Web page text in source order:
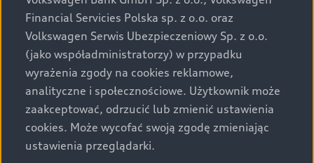
za dopłatą. Wiążące ustalenie ceny, wyposażenia i
specyfikacji pojazdu następują w umowie sprzedaży, a
określenie parametrów technicznych zawiera
świadectwo homologacji typu pojazdu. Zastrzegamy
sobie prawo do zmian i pomyłek. Wszelkie informacje
prezentowane na stronie są aktualne na dzień ich
zamieszczania. W celu uzyskania najnowszych
informacji prosimy kontaktować się z Partnerem Marki
Audi.
Financial Servicies Polska sp. z o.o. oraz
Volkswagen Serwis Ubezpieczeniowy Sp. z o.o.
(jako współadministratorzy) w przypadku
wyrażenia zgody na cookies reklamowe,
analityczne i społecznościowe. Użytkownik może
zaakceptować, odrzucić lub zmienić ustawienia
cookies. Może wycofać swoją zgodę zmieniając
ustawienia przeglądarki.